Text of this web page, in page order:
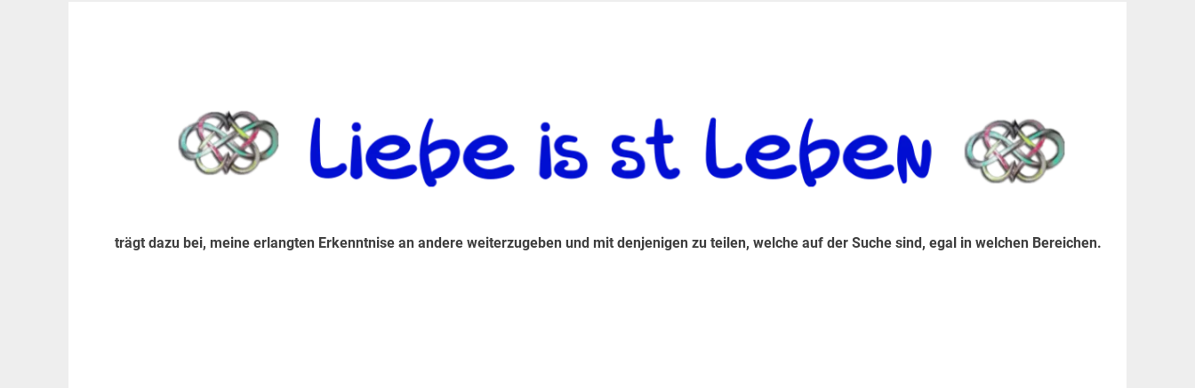
trägt dazu bei, meine erlangten Erkenntnise an andere weiterzugeben und mit denjenigen zu teilen, welche auf der Suche sind, egal in welchen Bereichen.